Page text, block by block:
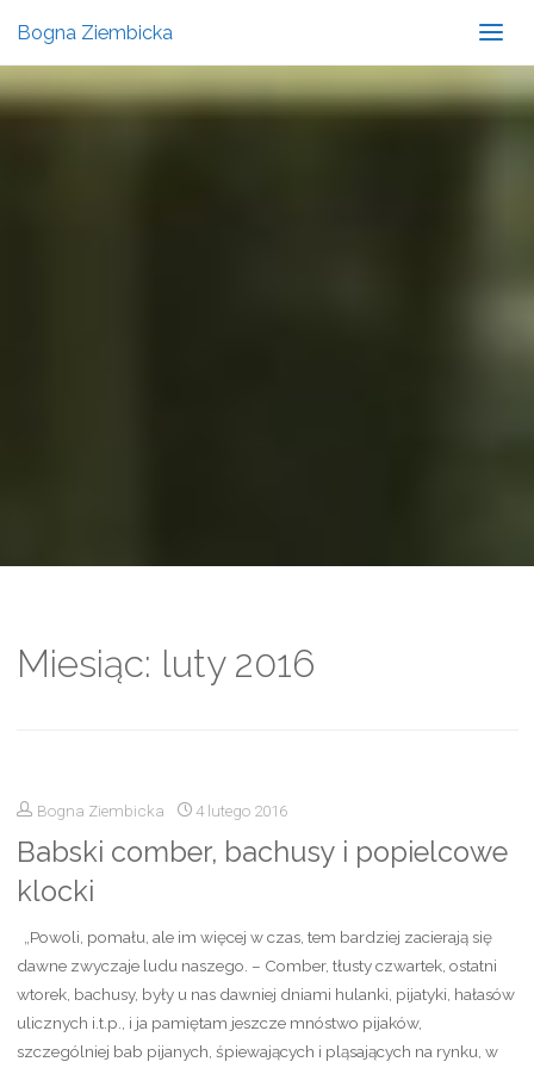
Bogna Ziembicka
Miesiąc: luty 2016
Bogna Ziembicka 4 lutego 2016
Babski comber, bachusy i popielcowe
klocki
„Powoli, pomału, ale im więcej w czas, tem bardziej zacierają się
dawne zwyczaje ludu naszego. – Comber, tłusty czwartek, ostatni
wtorek, bachusy, były u nas dawniej dniami hulanki, pijatyki, hałasów
ulicznych i.t.p., i ja pamiętam jeszcze mnóstwo pijaków,
szczególniej bab pijanych, śpiewających i pląsających na rynku, w